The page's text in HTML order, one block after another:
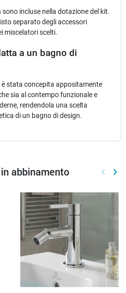
sono incluse nella dotazione del kit.
separato degli accessori
miscelatori scelti.
a un bagno di
stata concepita appositamente
sia al contempo funzionale e
rendendola una scelta
di un bagno di design.
abbinamento keyboard_arrow_left keyboard_arrow_right